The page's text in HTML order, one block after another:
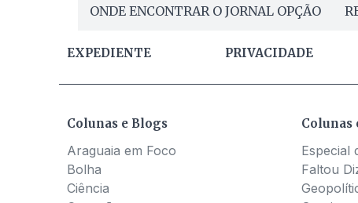
ONDE ENCONTRAR O JORNAL OPÇÃO
EXPEDIENTE PRIVACIDADE
Colunas e Blogs
Araguaia em Foco
Bolha
Ciência
Colunas
Especial
Faltou